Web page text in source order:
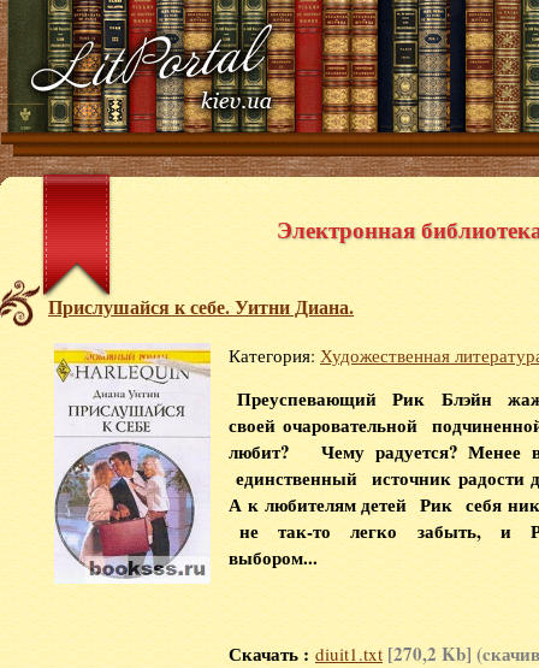
Электронная
Прислушайся к себе. Уитни Диана.
Категория:Художественная
Преуспевающий Рик Блэйн
своей очаровательной
любит? Чему радуется? Менее
единственный источник радости
А к любителям детей Рик себя
не так-то легко забыть, и Рик
выбором...
Скачать : diuit1.txt[270,2 Kb]